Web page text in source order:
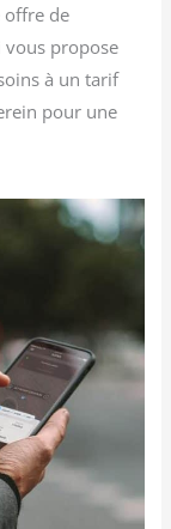
offre de
vous propose
à un tarif
pour une